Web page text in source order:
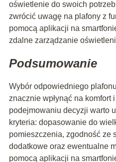
oświetlenie do swoich
zwrócić uwagę na plafony z
pomocą aplikacji na
zdalne zarządzanie
Podsumowanie
Wybór odpowiedniego
znacznie wpłynąć na komfort
podejmowaniu decyzji warto
kryteria: dopasowanie do
pomieszczenia, zgodność ze
dodatkowe oraz ewentualne
pomocą aplikacji na